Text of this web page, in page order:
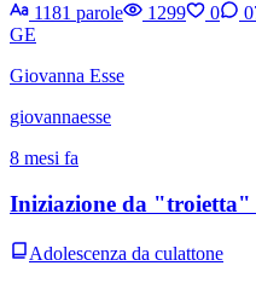
1181 parole
1299 0 0
GE
Giovanna Esse
giovannaesse
8 mesi fa
Iniziazione da "troietta"
Adolescenza da culattone